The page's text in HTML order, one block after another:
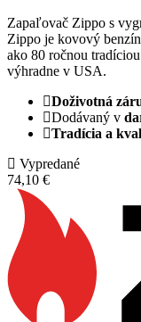
Zapaľovač Zippo s
Zippo je kovový
ako 80 ročnou
výhradne v USA.
Doživotná
Dodávaný v
Tradícia a
Vypredané
74,10 €